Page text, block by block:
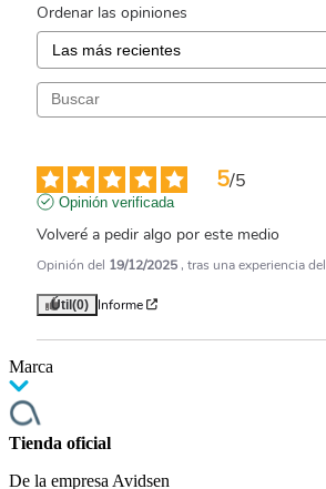
Ordenar las opiniones
5/5
Opinión verificada
Volveré a pedir algo por este medio
Opinión del 19/12/2025 , tras una experiencia del
Útil(0) Informe
Marca
Tienda oficial
De la empresa Avidsen